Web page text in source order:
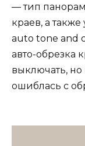
— тип
краев, а
auto tone and
авто-обрезка
выключать, но
ошиблась с